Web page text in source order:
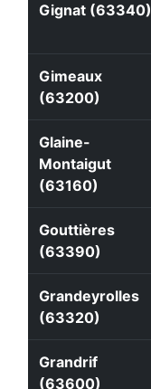
Gignat (63340)
Gimeaux
(63200)
Glaine-
Montaigut
(63160)
Gouttières
(63390)
Grandeyrolles
(63320)
Grandrif
(63600)